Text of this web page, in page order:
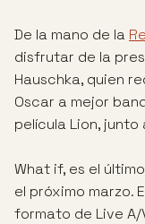
De la mano de la
disfrutar de la
Hauschka, quien
Oscar a mejor
película Lion, junto
What if, es el
el próximo marzo.
formato de Live A/